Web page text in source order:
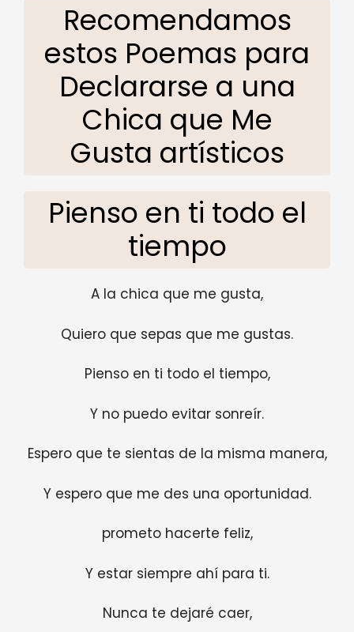
Recomendamos
estos Poemas para
Declararse a una
Chica que Me
Gusta artísticos
Pienso en ti todo el
tiempo
A la chica que me gusta,
Quiero que sepas que me gustas.
Pienso en ti todo el tiempo,
Y no puedo evitar sonreír.
Espero que te sientas de la misma manera,
Y espero que me des una oportunidad.
prometo hacerte feliz,
Y estar siempre ahí para ti.
Nunca te dejaré caer,